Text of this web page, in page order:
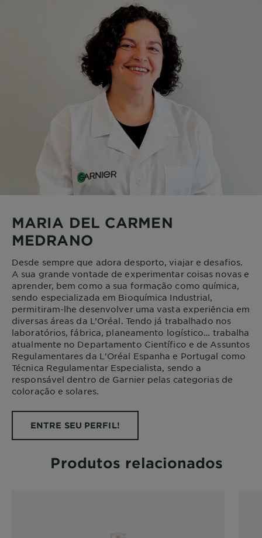
MARIA DEL CARMEN
MEDRANO
Desde sempre que adora desporto, viajar e desafios.
A sua grande vontade de experimentar coisas novas e
aprender, bem como a sua formação como química,
sendo especializada em Bioquímica Industrial,
permitiram-lhe desenvolver uma vasta experiência em
diversas áreas da L’Oréal. Tendo já trabalhado nos
laboratórios, fábrica, planeamento logístico… trabalha
atualmente no Departamento Científico e de Assuntos
Regulamentares da L'Oréal Espanha e Portugal como
Técnica Regulamentar Especialista, sendo a
responsável dentro de Garnier pelas categorias de
coloração e solares.
ENTRE SEU PERFIL!
Produtos relacionados